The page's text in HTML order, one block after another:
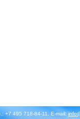
+7 495 718-84-11, E-mail: